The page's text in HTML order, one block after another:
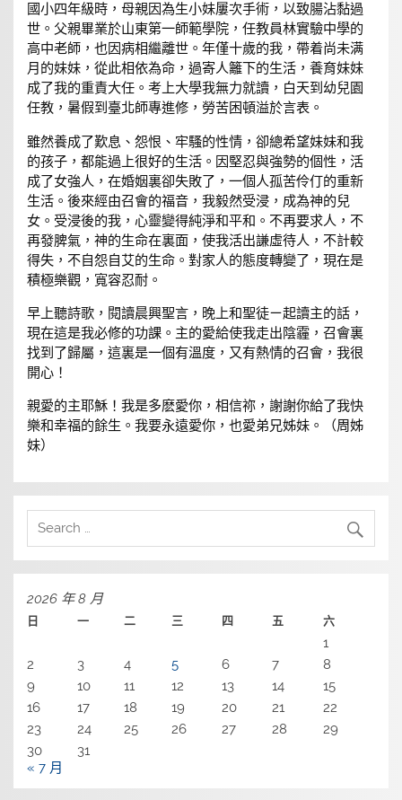
國小四年級時，母親因為生小妹屢次手術，以致腸沾黏過
世。父親畢業於山東第一師範學院，任教員林實驗中學的
高中老師，也因病相繼離世。年僅十歲的我，帶着尚未满
月的妹妹，從此相依為命，過寄人籬下的生活，養育妹妹
成了我的重責大任。考上大學我無力就讀，白天到幼兒園
任教，暑假到臺北師專進修，勞苦困頓溢於言表。
雖然養成了歎息、怨恨、牢騷的性情，卻總希望妹妹和我
的孩子，都能過上很好的生活。因堅忍與強勢的個性，活
成了女強人，在婚姻裏卻失敗了，一個人孤苦伶仃的重新
生活。後來經由召會的福音，我毅然受浸，成為神的兒
女。受浸後的我，心靈變得純淨和平和。不再要求人，不
再發脾氣，神的生命在裏面，使我活出謙虛待人，不計較
得失，不自怨自艾的生命。對家人的態度轉變了，現在是
積極樂觀，寬容忍耐。
早上聽詩歌，閱讀晨興聖言，晚上和聖徒ㄧ起讀主的話，
現在這是我必修的功課。主的愛給使我走出陰霾，召會裏
找到了歸屬，這裏是一個有溫度，又有熱情的召會，我很
開心！
親愛的主耶穌！我是多麽愛你，相信祢，謝謝你給了我快
樂和幸福的餘生。我要永遠愛你，也愛弟兄姊妹。（周姊
妹）
2026 年 8 月
日 一 二 三 四 五 六
1
2
3 4 5 6 7
8
9
10 11 12 13 14
15
16
17 18 19 20 21
22
23
24 25 26 27 28
29
30
31
« 7 月